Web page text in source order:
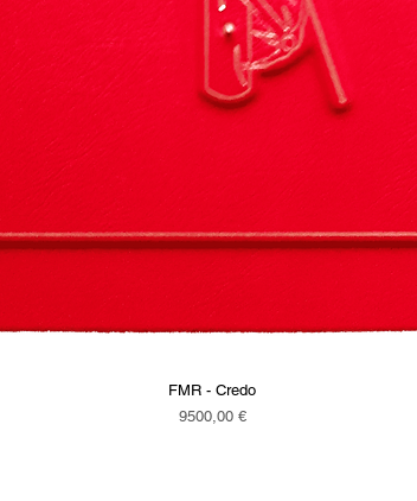
Vista rapida
FMR - Credo
Prezzo
9500,00 €